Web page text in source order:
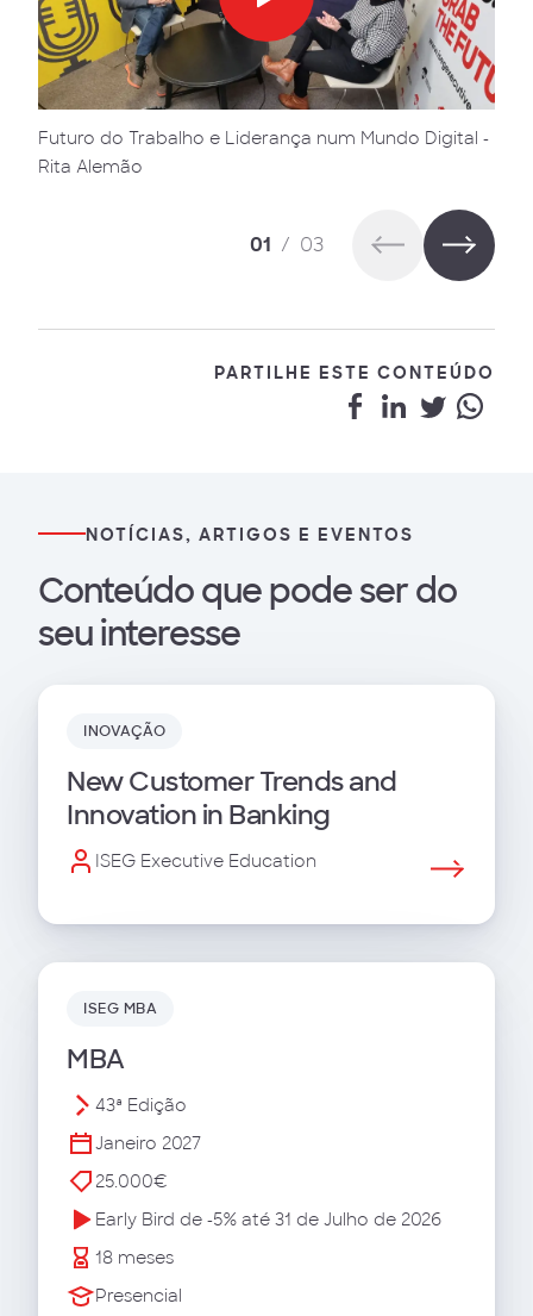
Futuro do Trabalho e Liderança num Mundo Digital -
Rita Alemão
01 / 03
PARTILHE ESTE CONTEÚDO
NOTÍCIAS, ARTIGOS E EVENTOS
Conteúdo que pode ser do
seu interesse
INOVAÇÃO
New Customer Trends and
Innovation in Banking
ISEG Executive Education
ISEG MBA
MBA
43ª Edição
Janeiro 2027
25.000€
Early Bird de -5% até 31 de Julho de 2026
18 meses
Presencial